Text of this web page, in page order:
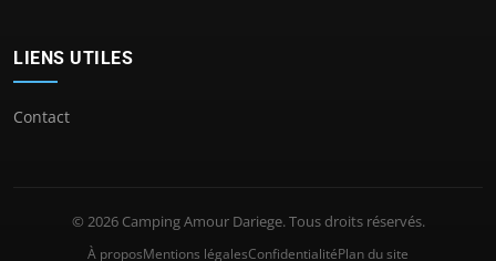
LIENS UTILES
Contact
© 2026 Camping Amour Dariege. Tous droits réservés.
À proposMentions légalesConfidentialitéPlan du site